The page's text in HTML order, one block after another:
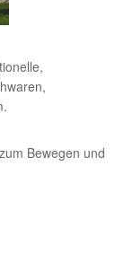
Bewegen und